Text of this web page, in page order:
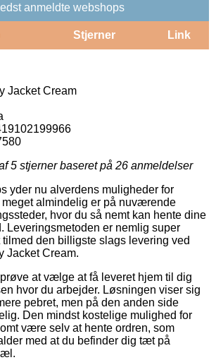
anmeldte webshops
Stjerner Link
Jacket Cream
5 stjerner baseret på 26 anmeldelser
yder nu alverdens muligheder for
meget almindelig er på nuværende
hvor du så nemt kan hente dine
Leveringsmetoden er nemlig super
tilmed den billigste slags levering ved
Jacket Cream.
at vælge at få leveret hjem til dig
hvor du arbejder. Løsningen viser sig
pebret, men på den anden side
Den mindst kostelige mulighed for
være selv at hente ordren, som
med at du befinder dig tæt på